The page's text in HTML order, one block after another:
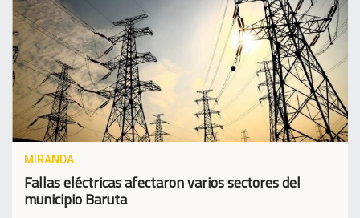
MIRANDA
Fallas eléctricas afectaron varios sectores del
municipio Baruta